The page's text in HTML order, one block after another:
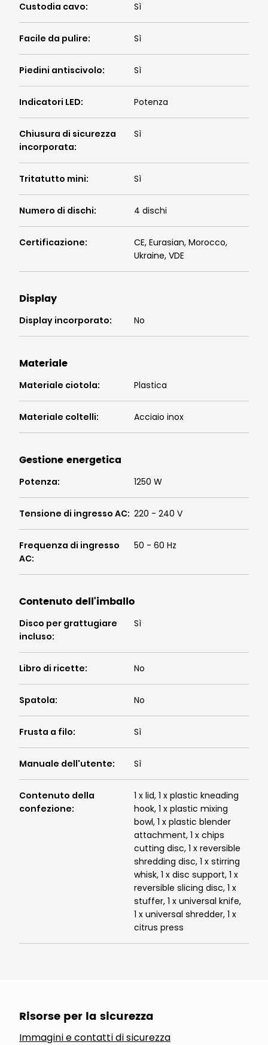
Custodia cavo: Sì
Facile da pulire: Sì
Piedini antiscivolo: Sì
Indicatori LED: Potenza
Chiusura di sicurezza
incorporata:
Sì
Tritatutto mini: Sì
Numero di dischi: 4 dischi
Certificazione:
CE, Eurasian, Morocco,
Ukraine, VDE
Display
Display incorporato: No
Materiale
Materiale ciotola: Plastica
Materiale coltelli: Acciaio inox
Gestione energetica
Potenza: 1250 W
Tensione di ingresso AC: 220 - 240 V
Frequenza di ingresso
AC:
50 - 60 Hz
Contenuto dell'imballo
Disco per grattugiare
incluso:
Sì
Libro di ricette: No
Spatola: No
Frusta a filo: Sì
Manuale dell'utente: Sì
Contenuto della
confezione:
1 x lid, 1 x plastic kneading
hook, 1 x plastic mixing
bowl, 1 x plastic blender
attachment, 1 x chips
cutting disc, 1 x reversible
shredding disc, 1 x stirring
whisk, 1 x disc support, 1 x
reversible slicing disc, 1 x
stuffer, 1 x universal knife,
1 x universal shredder, 1 x
citrus press
Risorse per la sicurezza
Immagini e contatti di sicurezza